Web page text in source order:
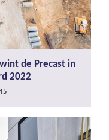
de Precast in
2022